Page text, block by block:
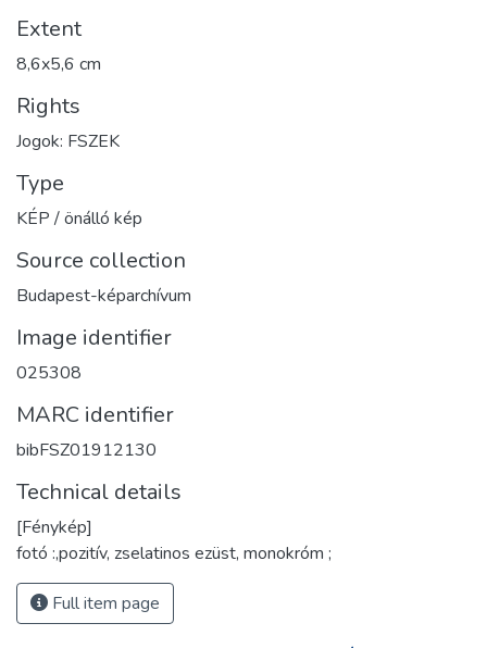
Extent
8,6x5,6 cm
Rights
Jogok: FSZEK
Type
KÉP / önálló kép
Source collection
Budapest-képarchívum
Image identifier
025308
MARC identifier
bibFSZ01912130
Technical details
[Fénykép]
fotó :,pozitív, zselatinos ezüst, monokróm ;
Full item page